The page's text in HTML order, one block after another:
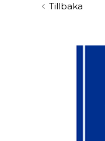
Tillbaka